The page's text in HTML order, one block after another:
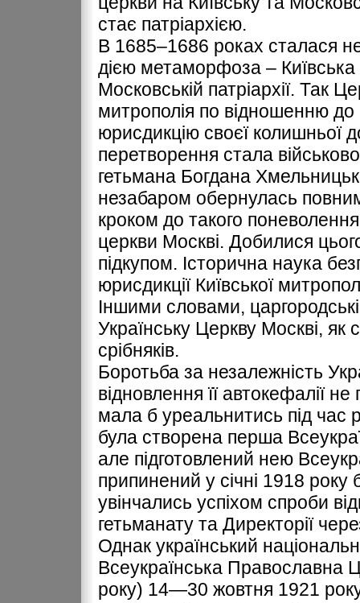
стає патріархією.
В 1685–1686 роках сталася
дією метаморфоза – Київська
Московській патріархії. Так
митрополія по відношенню
юрисдикцію своєї колишньої
перетворення стала
гетьмана Богдана
незабаром обернулась
кроком до такого
церкви Москві. Добилися
підкупом. Історична наука
юрисдикції Київської
Іншими словами,
Українську Церкву Москві,
срібняків.
Боротьба за незалежність
відновлення її автокефалії
мала б уреальнитись під час
була створена перша
але підготовлений нею
припинений у січні 1918
увінчались успіхом спроби
гетьманату та Директорії
Однак український
Всеукраїнська Православна
року) 14—30 жовтня 1921